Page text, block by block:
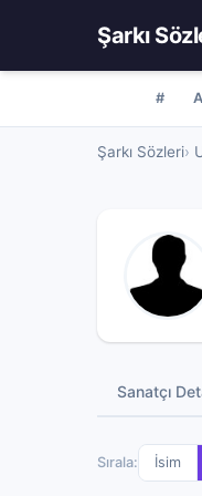
Şarkı
# A
Şarkı Sözleri
Sanatçı
Sırala: İsim